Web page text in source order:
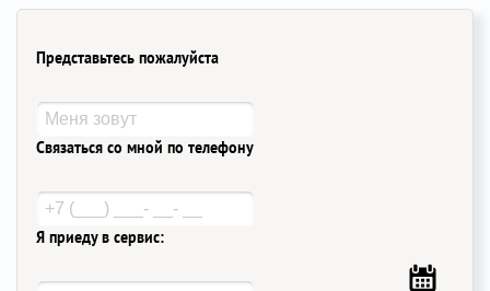
Представьтесь пожалуйста
Связаться со мной по телефону
Я приеду в сервис: